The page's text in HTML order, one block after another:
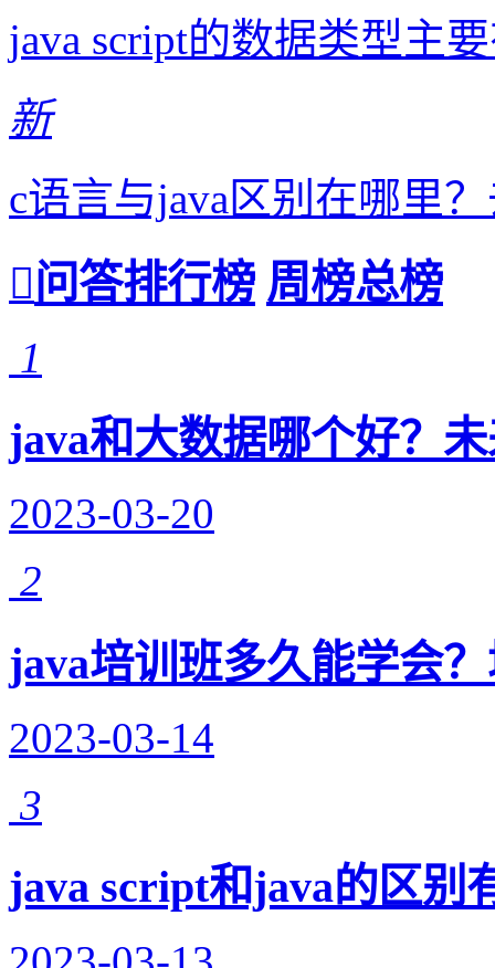
java script的数据类型主
新
c语言与java区别在哪里
问答排行榜 周榜总榜
1
java和大数据哪个好？
2023-03-20
2
java培训班多久能学会
2023-03-14
3
java script和java的区别